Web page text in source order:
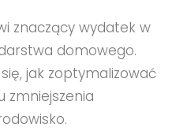
znaczący wydatek w
domowego.
jak zoptymalizować
zmniejszenia